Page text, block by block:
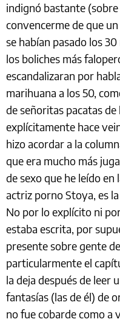
indignó bastante
convencerme de que
se habían pasado los
los boliches más
escandalizaran por
marihuana a los 50,
de señoritas pacatas
explícitamente hace
hizo acordar a la
que era mucho más
de sexo que he leído
actriz porno Stoya, es
No por lo explícito ni
estaba escrita, por
presente sobre gente
particularmente el
la deja después de leer
fantasías (las de él) de
no fue cobarde como a